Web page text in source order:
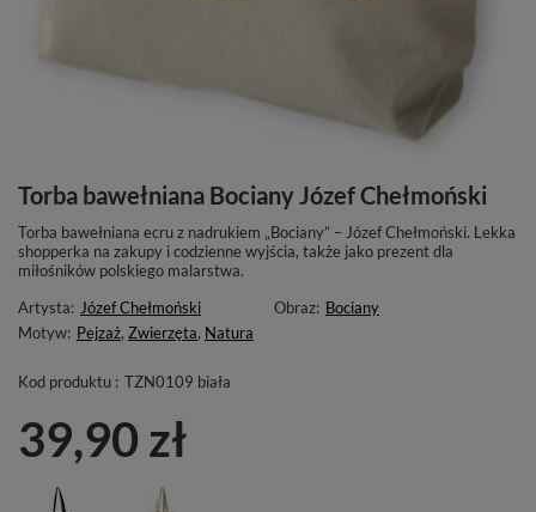
Torba bawełniana Bociany Józef Chełmoński
Torba bawełniana ecru z nadrukiem „Bociany” – Józef Chełmoński. Lekka
shopperka na zakupy i codzienne wyjścia, także jako prezent dla
miłośników polskiego malarstwa.
Artysta: Józef Chełmoński Obraz: Bociany
Motyw: Pejzaż, Zwierzęta, Natura
Kod produktu : TZN0109 biała
39,90 zł